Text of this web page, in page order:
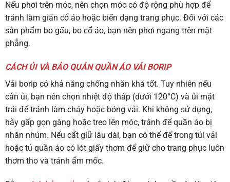
Nếu phơi trên móc, nên chọn móc có độ rộng phù hợp để
tránh làm giãn cổ áo hoặc biến dạng trang phục. Đối với các
sản phẩm bo gấu, bo cổ áo, bạn nên phơi ngang trên mặt
phẳng.
CÁCH ỦI VÀ BẢO QUẢN QUẦN ÁO VẢI BORIP
Vải borip có khả năng chống nhăn khá tốt. Tuy nhiên nếu
cần ủi, bạn nên chọn nhiệt độ thấp (dưới 120°C) và ủi mặt
trái để tránh làm cháy hoặc bóng vải. Khi không sử dụng,
hãy gấp gọn gàng hoặc treo lên móc, tránh để quần áo bị
nhăn nhúm. Nếu cất giữ lâu dài, bạn có thể để trong túi vải
hoặc tủ quần áo có lót giấy thơm để giữ cho trang phục luôn
thơm tho và tránh ẩm mốc.